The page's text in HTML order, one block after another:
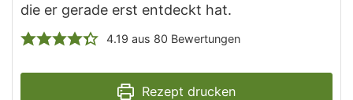
die er gerade erst entdeckt hat.
4.19 aus 80 Bewertungen
Rezept drucken